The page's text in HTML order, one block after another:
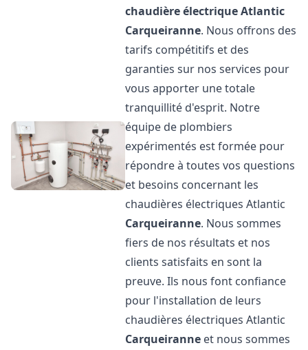
chaudière électrique Atlantic
Carqueiranne. Nous offrons des
tarifs compétitifs et des
garanties sur nos services pour
vous apporter une totale
tranquillité d'esprit. Notre
équipe de plombiers
expérimentés est formée pour
répondre à toutes vos questions
et besoins concernant les
chaudières électriques Atlantic
Carqueiranne. Nous sommes
fiers de nos résultats et nos
clients satisfaits en sont la
preuve. Ils nous font confiance
pour l'installation de leurs
chaudières électriques Atlantic
Carqueiranne et nous sommes